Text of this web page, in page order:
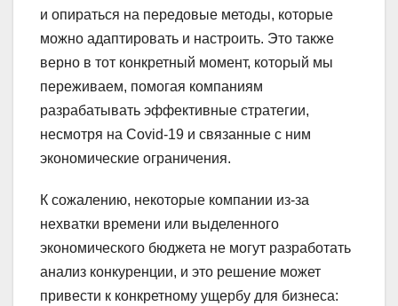
и опираться на передовые методы, которые
можно адаптировать и настроить. Это также
верно в тот конкретный момент, который мы
переживаем, помогая компаниям
разрабатывать эффективные стратегии,
несмотря на Covid-19 и связанные с ним
экономические ограничения.
К сожалению, некоторые компании из-за
нехватки времени или выделенного
экономического бюджета не могут разработать
анализ конкуренции, и это решение может
привести к конкретному ущербу для бизнеса: